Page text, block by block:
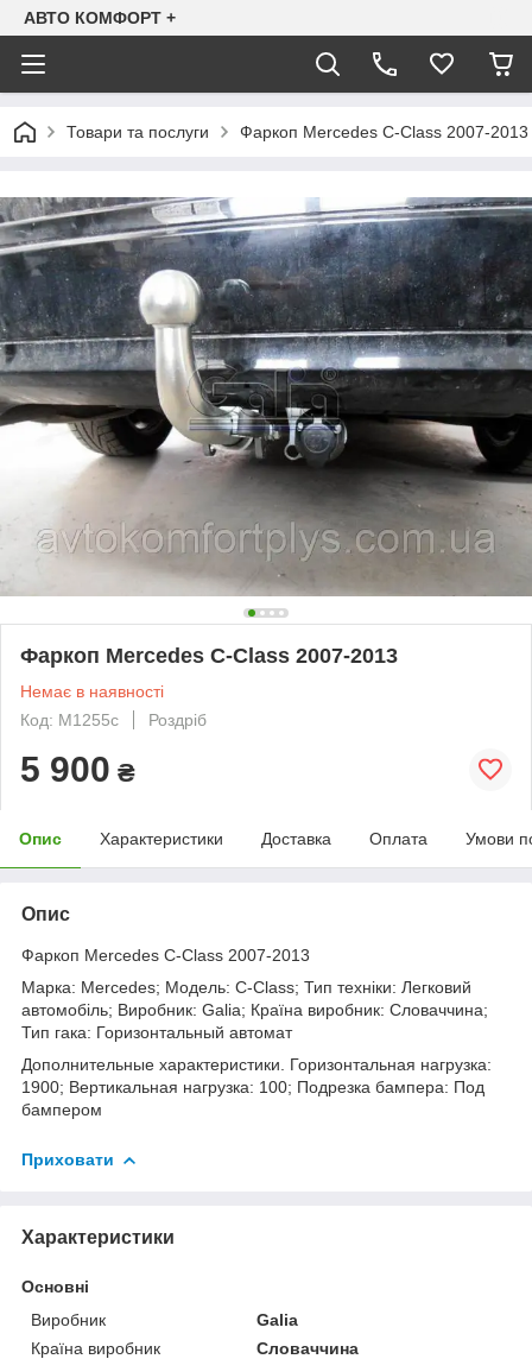
АВТО КОМФОРТ +
Товари та послуги Фаркоп Mercedes C-Class 2007-2013
Фаркоп Mercedes C-Class 2007-2013
Немає в наявності
Код: M1255c
Роздріб
5 900 ₴
Опис Характеристики Доставка Оплата Умови
Опис
Фаркоп Mercedes C-Class 2007-2013
Марка: Mercedes; Модель: C-Class; Тип техніки: Легковий
автомобіль; Виробник: Galia; Країна виробник: Словаччина;
Тип гака: Горизонтальный автомат
Дополнительные характеристики. Горизонтальная нагрузка:
1900; Вертикальная нагрузка: 100; Подрезка бампера: Под
бампером
Приховати
Характеристики
Основні
Виробник
Galia
Країна виробник
Словаччина